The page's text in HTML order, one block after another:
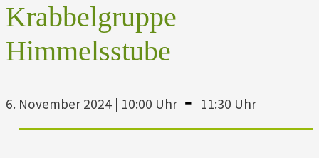
Krabbelgruppe
Himmelsstube
6. November 2024 | 10:00 Uhr - 11:30 Uhr